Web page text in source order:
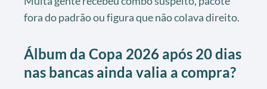
fora do padrão ou figura que não colava direito.
Álbum da Copa 2026 após 20 dias
nas bancas ainda valia a compra?